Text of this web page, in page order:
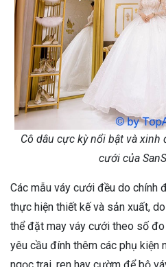
Cô dâu cực kỳ nổi bật và xinh
cưới của
Các mẫu váy cưới đều do chính
thực hiện thiết kế và sản xuất,
thể đặt may váy cưới theo số
yêu cầu đính thêm các phụ kiện